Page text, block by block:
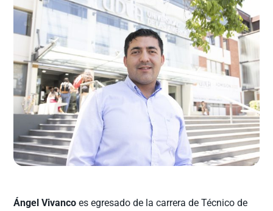
Ángel Vivanco es egresado de la carrera de Técnico de